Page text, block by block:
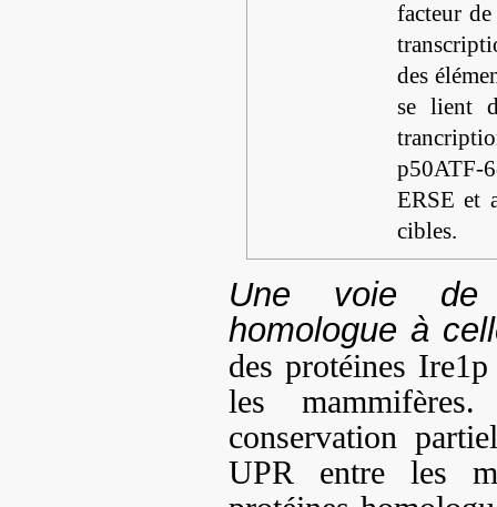
facteur
des
se lient
p50ATF-
ERSE et
cibles.
Une voie de
homologue à
des protéines
les
conservation
UPR entre les